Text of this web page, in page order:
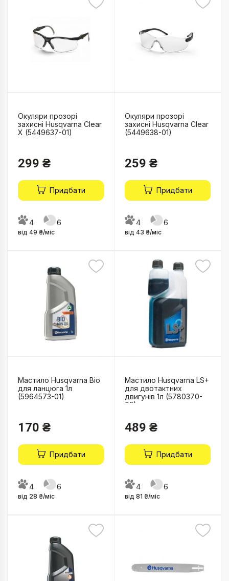
Окуляри прозорі
захисні Husqvarna Clear
X (5449637-01)
299 ₴
Придбати
4 6
від 49 ₴/міс
Окуляри прозорі
захисні Husqvarna Clear
(5449638-01)
259 ₴
Придбати
4 6
від 43 ₴/міс
Мастило Husqvarna Bio
для ланцюга 1л
(5964573-01)
170 ₴
Придбати
4 6
від 28 ₴/міс
Мастило Husqvarna LS+
для двотактних
двигунів 1л (5780370-
02)
489 ₴
Придбати
4 6
від 81 ₴/міс